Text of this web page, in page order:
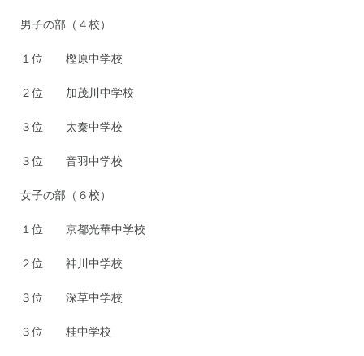
男子の部（４校）
１位 樫原中学校
２位 加茂川中学校
３位 太秦中学校
３位 音羽中学校
女子の部（６校）
１位 京都光華中学校
２位 神川中学校
３位 深草中学校
３位 桂中学校